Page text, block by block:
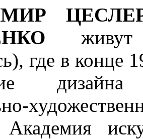
где в конце
дизайна
Академия